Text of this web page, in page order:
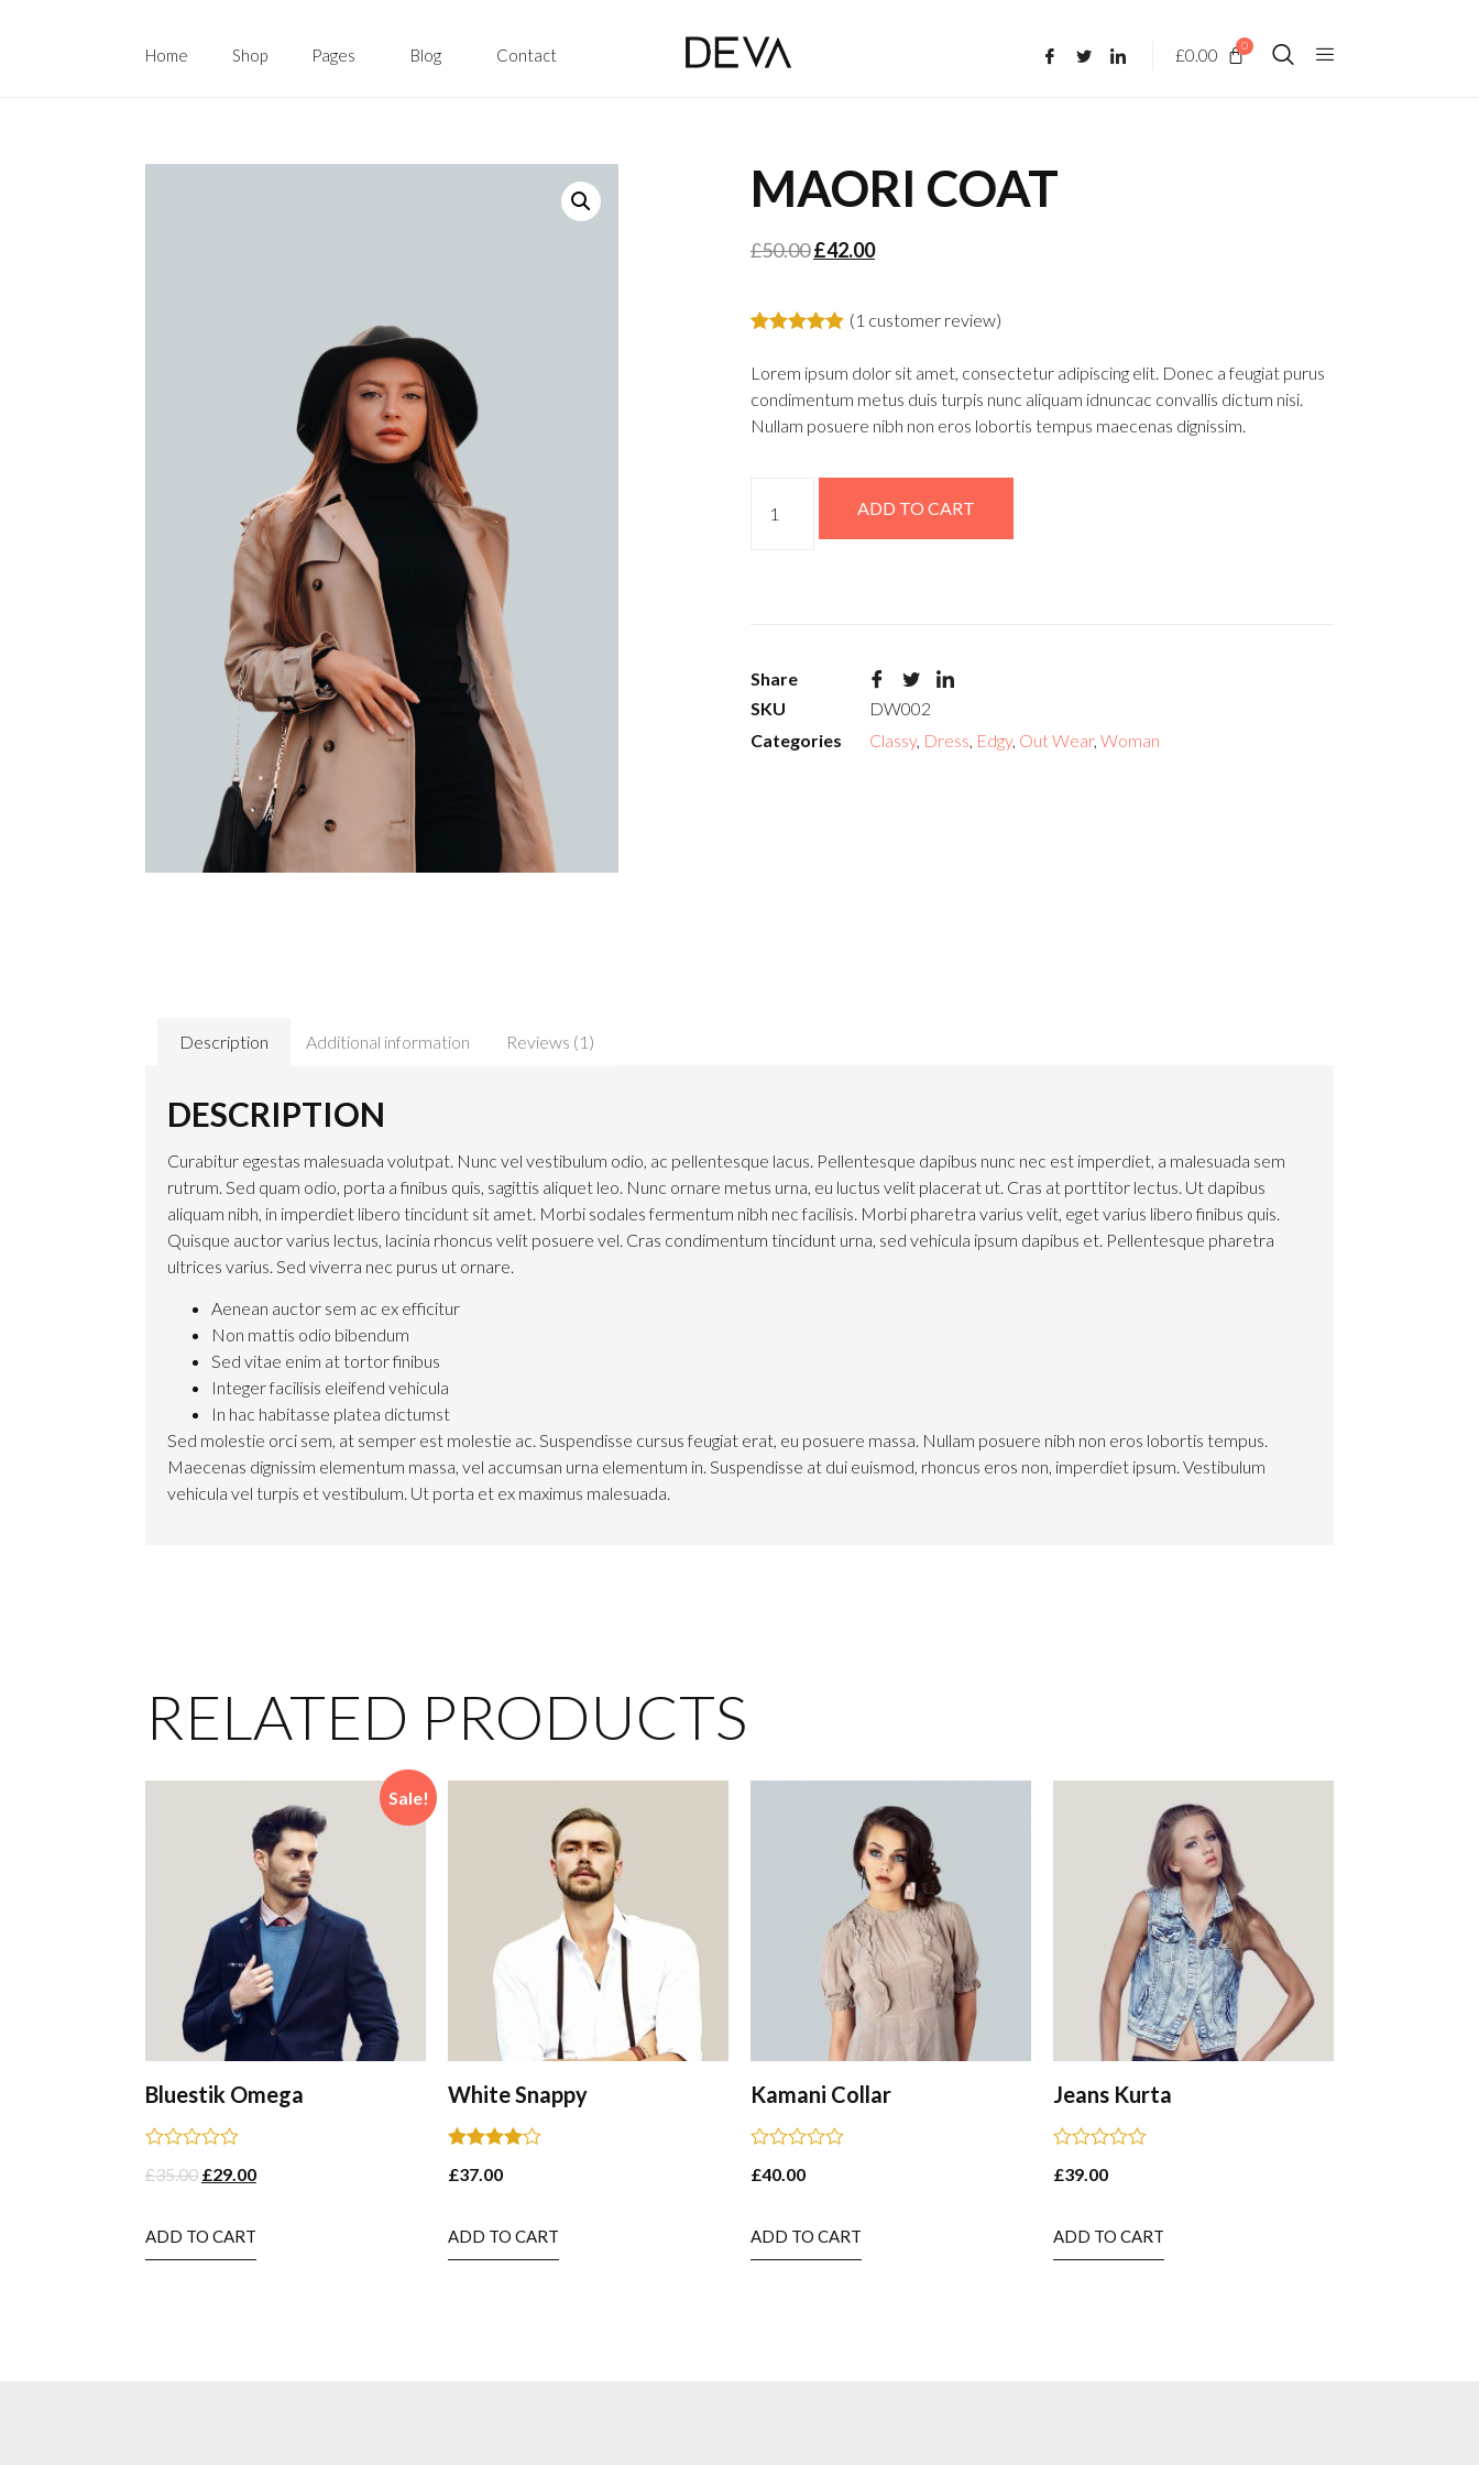
Home Shop Pages Blog Contact £0.00 0
MAORI COAT
£50.00£42.00
out of 5
based on
customer
rating
(1 customer review)
Lorem ipsum dolor sit amet, consectetur adipiscing elit. Donec a feugiat purus
condimentum metus duis turpis nunc aliquam idnuncac convallis dictum nisi.
Nullam posuere nibh non eros lobortis tempus maecenas dignissim.
ADD TO CART
Share
SKU
DW002
Categories
Classy, Dress Edgy, Out Wear, Woman
Description Additional information Reviews (1)
DESCRIPTION
Curabitur egestas malesuada volutpat. Nunc vel vestibulum odio, ac pellentesque lacus. Pellentesque dapibus nunc nec est imperdiet, a malesuada sem
rutrum. Sed quam odio, porta a finibus quis, sagittis aliquet leo. Nunc ornare metus urna, eu luctus velit placerat ut. Cras at porttitor lectus. Ut dapibus
aliquam nibh, in imperdiet libero tincidunt sit amet. Morbi sodales fermentum nibh nec facilisis. Morbi pharetra varius velit, eget varius libero finibus quis.
Quisque auctor varius lectus, lacinia rhoncus velit posuere vel. Cras condimentum tincidunt urna, sed vehicula ipsum dapibus et. Pellentesque pharetra
ultrices varius. Sed viverra nec purus ut ornare.
Aenean auctor sem ac ex efficitur
Non mattis odio bibendum
Sed vitae enim at tortor finibus
Integer facilisis eleifend vehicula
In hac habitasse platea dictumst
Sed molestie orci sem, at semper est molestie ac. Suspendisse cursus feugiat erat, eu posuere massa. Nullam posuere nibh non eros lobortis tempus.
Maecenas dignissim elementum massa, vel accumsan urna elementum in. Suspendisse at dui euismod, rhoncus eros non, imperdiet ipsum. Vestibulum
vehicula vel turpis et vestibulum. Ut porta et ex maximus malesuada.
RELATED PRODUCTS
Sale!
Bluestik Omega
0
5
£35.00 £29.00
ADD TO CART
White Snappy
4.00
£37.00
ADD TO CART
Kamani Collar
0
5
£40.00
ADD TO CART
Jeans Kurta
0
5
£39.00
ADD TO CART